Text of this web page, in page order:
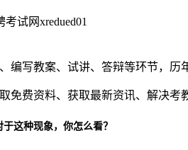
考试网xredued01
编写教案、试讲、答辩等环节，
取免费资料、获取最新资讯、解决考
这种现象，你怎么看？